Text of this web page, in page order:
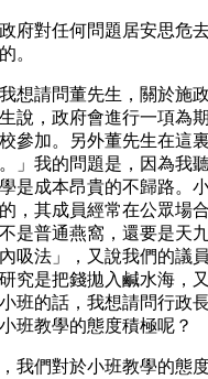
府對任何問題居安思危
。
想請問董先生，關於施
說，政府會進行一項為
參加。另外董先生在這
」我的問題是，因為我
是成本昂貴的不歸路。
，其成員經常在公眾場
是普通燕窩，還要是天
吸法」，又說我們的議
究是把錢拋入鹹水海，
班的話，我想請問行政
班教學的態度積極呢？
我們對於小班教學的態